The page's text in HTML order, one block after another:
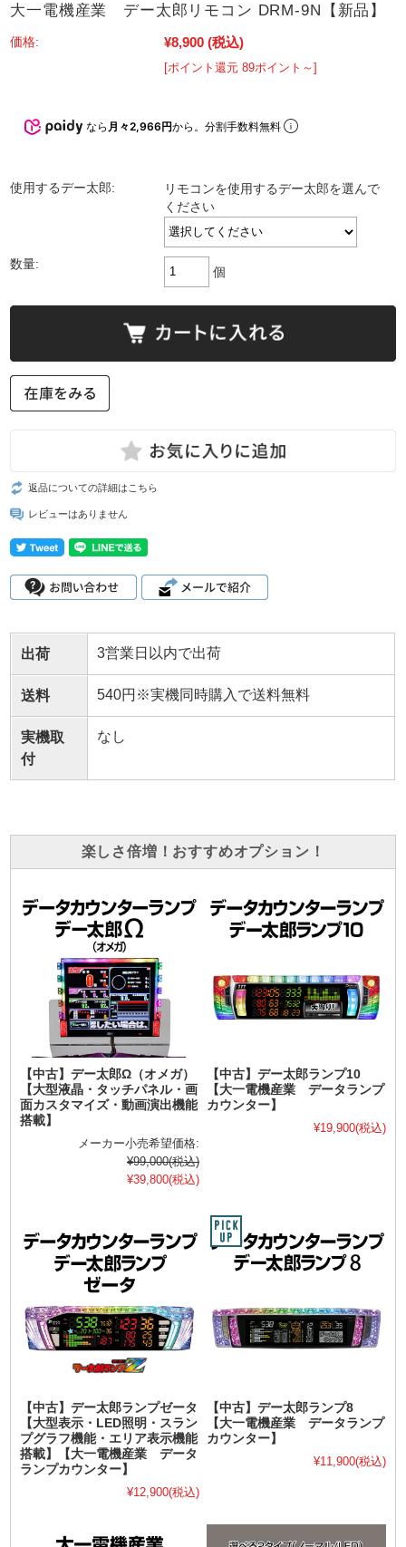
大一電機産業 デー太郎リモコン DRM-9N【新品】
価格: ¥8,900 (税込)
[ポイント還元 89ポイント～]
なら 月々2,966円から。分割手数料無料
使用するデー太郎:
リモコンを使用するデー太郎を選んで
ください
数量:
個
返品についての詳細はこちら
レビューはありません
出荷 3営業日以内で出荷
送料 540円※実機同時購入で送料無料
実機取
付
なし
楽しさ倍増！おすすめオプション！
【中古】デー太郎Ω（オメガ）
【大型液晶・タッチパネル・画
面カスタマイズ・動画演出機能
搭載】
メーカー小売希望価格:
¥99,000(税込)
¥39,800(税込)
【中古】デー太郎ランプ10
【大一電機産業 データランプ
カウンター】
¥19,900(税込)
【中古】デー太郎ランプゼータ
【大型表示・LED照明・スラン
プグラフ機能・エリア表示機能
搭載】【大一電機産業 データ
ランプカウンター】
¥12,900(税込)
【中古】デー太郎ランプ8
【大一電機産業 データランプ
カウンター】
¥11,900(税込)